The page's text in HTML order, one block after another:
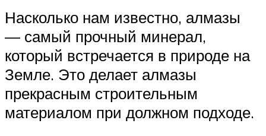
Насколько нам известно, алмазы
— самый прочный минерал,
который встречается в природе на
Земле. Это делает алмазы
прекрасным строительным
материалом при должном подходе.